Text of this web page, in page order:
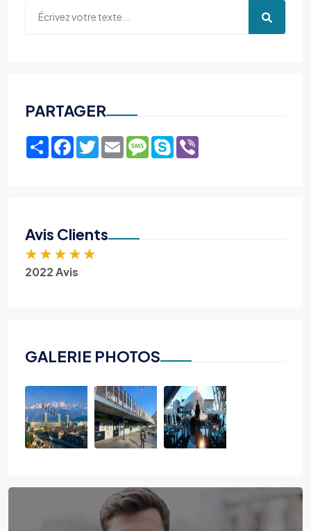
PARTAGER
ShareFacebook
TwitterEmailMessage
Skype
Avis Clients
★ ★ ★ ★ ★
2022 Avis
GALERIE PHOTOS